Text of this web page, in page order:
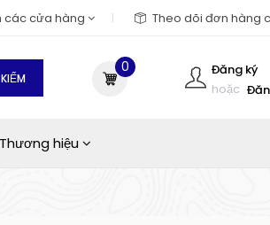
các cửa hàng Theo dõi đơn hàng
Đăng ký
hoặc
0
Thương hiệu